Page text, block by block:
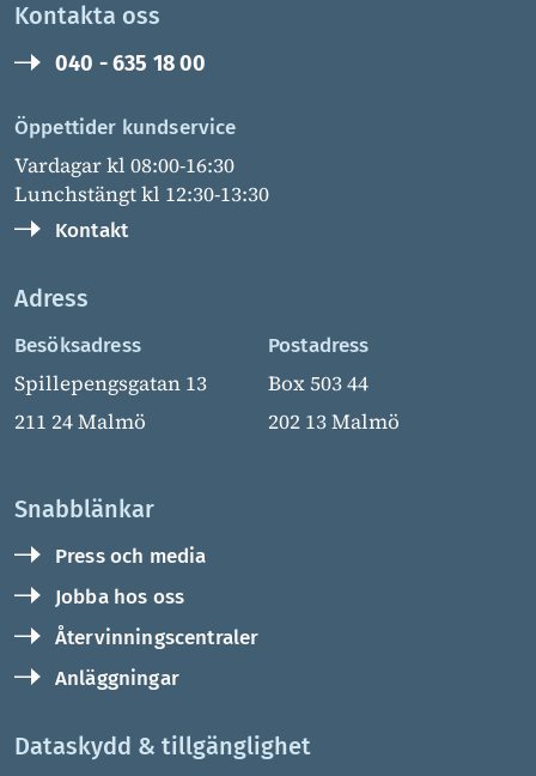
Kontakta oss
040 - 635 18 00
Öppettider kundservice
Vardagar kl 08:00-16:30
Lunchstängt kl 12:30-13:30
Kontakt
Adress
Besöksadress
Spillepengsgatan 13
211 24 Malmö
Postadress
Box 503 44
202 13 Malmö
Snabblänkar
Press och media
Jobba hos oss
Återvinningscentraler
Anläggningar
Dataskydd & tillgänglighet